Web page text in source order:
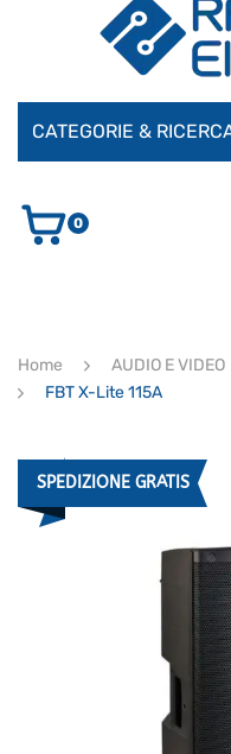
CATEGORIE &
AUDIO E VIDEO
ULTIMI ARRIVI
0
Home AUDIO E VIDEO
FBT X-Lite 115A
SPEDIZIONE GRATIS